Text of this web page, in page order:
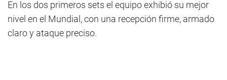
En los dos primeros sets el equipo exhibió su mejor
nivel en el Mundial, con una recepción firme, armado
claro y ataque preciso.